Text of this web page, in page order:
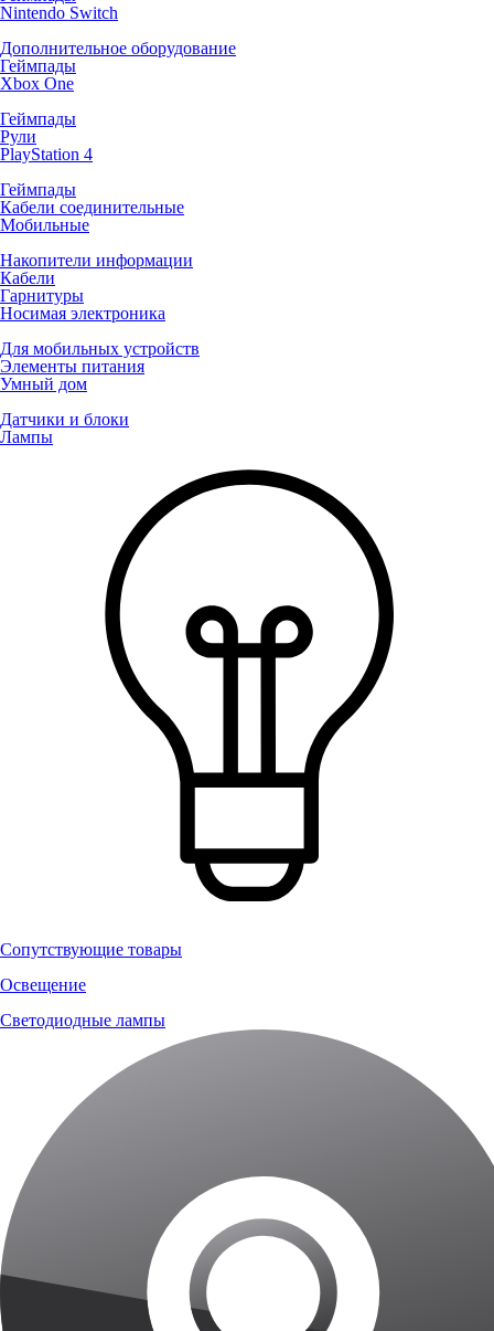
Nintendo Switch
Дополнительное оборудование
Геймпады
Xbox One
Геймпады
Рули
PlayStation 4
Геймпады
Кабели соединительные
Мобильные
Накопители информации
Кабели
Гарнитуры
Носимая электроника
Для мобильных устройств
Элементы питания
Умный дом
Датчики и блоки
Лампы
Сопутствующие товары
Освещение
Светодиодные лампы